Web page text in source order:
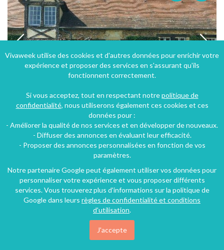
Salignac-Eyvigues (38 km), Dordogne, Aquitaine, Nouvelle-Aquitaine, France
Vivaweek utilise des cookies et d'autres données pour enrichir votre
expérience et proposer des services en s'assurant qu'ils
fonctionnent correctement.
Si vous acceptez, tout en respectant notrepolitique de
confidentialité, nous utiliserons également ces cookies et ces
données pour :
- Améliorer la qualité de nos services et en développer de nouveaux.
- Diffuser des annonces en évaluant leur efficacité.
- Proposer des annonces personnalisées en fonction de vos
paramètres.
Notre partenaire Google peut également utiliser vos données pour
personnaliser votre expérience et vous proposer différents
services. Vous trouverez plus d'informations sur la politique de
Google dans leurs règles de confidentialité et conditions
d'utilisation.
J'accepte